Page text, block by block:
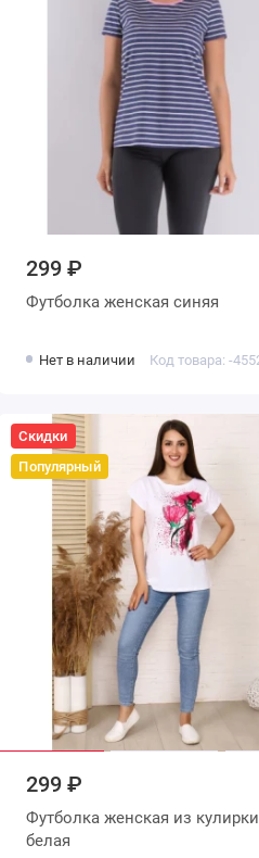
299 ₽
Футболка женская синяя
Нет в наличии Код товара: -
Скидки
Популярный
299 ₽
Футболка женская из кулирки
белая